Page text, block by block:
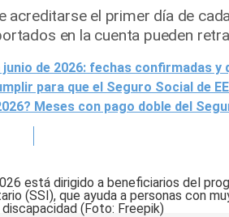
acreditarse el primer día de
en la cuenta pueden
de 2026: fechas confirmadas y
para que el Seguro Social de
Meses con pago doble del